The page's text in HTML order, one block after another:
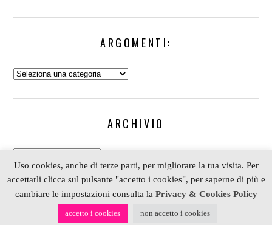
ARGOMENTI:
Argomenti:
ARCHIVIO
Archivio
COPYRIGHT 2006-2023 ALESSIA SCRAP & CRAFT |
PARTNERDEPOSITPHOTOS| P. IVA 01574070098 |
Uso cookies, anche di terze parti, per migliorare la tua visita. Per
accettarli clicca sul pulsante "accetto i cookies", per saperne di più e
cambiare le impostazioni consulta la Privacy & Cookies Policy
accetto i cookies non accetto i cookies